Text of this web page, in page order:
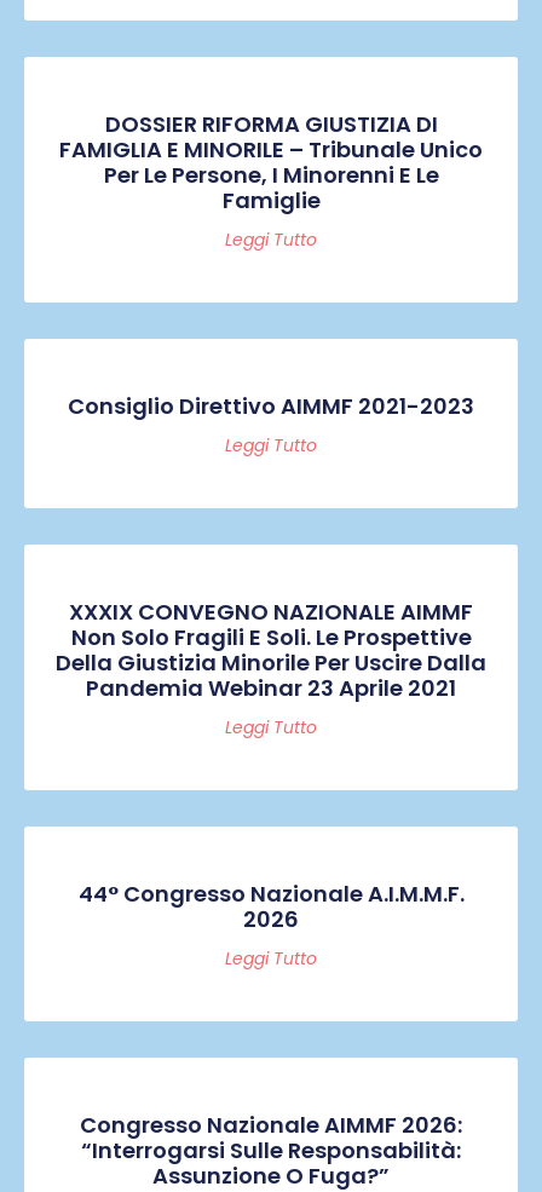
DOSSIER RIFORMA GIUSTIZIA DI
FAMIGLIA E MINORILE – Tribunale Unico
Per Le Persone, I Minorenni E Le
Famiglie
Leggi Tutto
Consiglio Direttivo AIMMF 2021-2023
Leggi Tutto
XXXIX CONVEGNO NAZIONALE AIMMF
Non Solo Fragili E Soli. Le Prospettive
Della Giustizia Minorile Per Uscire Dalla
Pandemia Webinar 23 Aprile 2021
Leggi Tutto
44° Congresso Nazionale A.I.M.M.F.
2026
Leggi Tutto
Congresso Nazionale AIMMF 2026:
“Interrogarsi Sulle Responsabilità:
Assunzione O Fuga?”